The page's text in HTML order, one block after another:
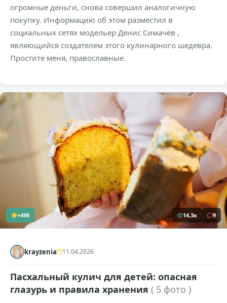
огромные деньги, снова совершил аналогичную
покупку. Информацию об этом разместил в
социальных сетях модельер Денис Симачёв ,
являющийся создателем этого кулинарного шедевра.
Простите меня, православные.
+498 14,3к 9
krayzenia 11.04.2026
Пасхальный кулич для детей: опасная
глазурь и правила хранения ( 5 фото )